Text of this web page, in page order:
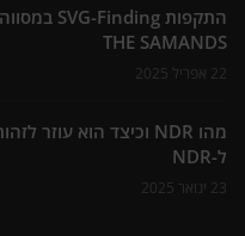
THE SAMANDS
22 אפריל 2025
ל-NDR
23 ינואר 2025